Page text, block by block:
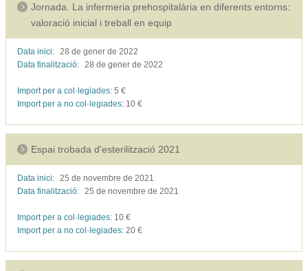
Jornada. La infermeria prehospitalària en diferents entorns:
valoració inicial i treball en equip
Data inici: 28 de gener de 2022
Data finalització: 28 de gener de 2022
Import per a col·legiades: 5 €
Import per a no col·legiades: 10 €
Espai trobada d'esterilització 2021
Data inici: 25 de novembre de 2021
Data finalització: 25 de novembre de 2021
Import per a col·legiades: 10 €
Import per a no col·legiades: 20 €